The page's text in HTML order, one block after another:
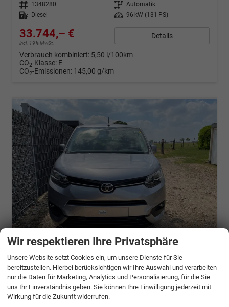
Fahrzeugnr. 1348280 Getriebe Automatik
Kraftstoff
Diesel Leistung 96 kW (131 PS)
33.744,– €
incl. 19% MwSt.
Details
Verbrauch kombiniert: 5,50 l/100km
CO2-Klasse: E
CO2-Emissionen: 145,00 g/km
ab 683,– € mtl.
Toyota Proace City
Verso Long 1.2P Family
unverbindliche Lieferzeit:6 Monate Neuwagen
Wir respektieren Ihre Privatsphäre
Unsere Website setzt Cookies ein, um unsere Dienste für Sie
bereitzustellen. Hierbei berücksichtigen wir Ihre Auswahl und verarbeiten
nur die Daten für Marketing, Analytics und Personalisierung, für die Sie
uns Ihr Einverständnis geben. Sie können Ihre Einwilligung jederzeit mit
Wirkung für die Zukunft widerrufen.